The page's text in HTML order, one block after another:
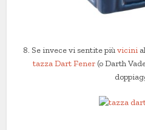
8. Se invece vi sentite piùvicini
tazza Dart Fener(o Darth